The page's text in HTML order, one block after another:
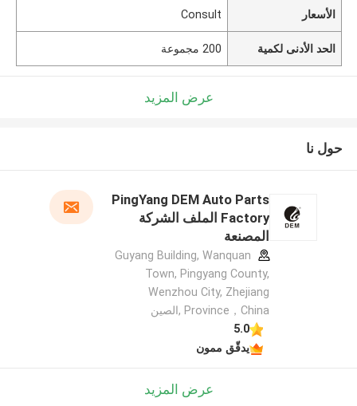
الأسعار Consult
الحد الأدنى لكمية 200 مجموعة
عرض المزيد
حول نا
PingYang DEM Auto Parts
Factory الملف الشركة
المصنعة
Guyang Building, Wanquan
Town, Pingyang County,
Wenzhou City, Zhejiang
Province，China ,الصين
5.0
يدقّق ممون
عرض المزيد